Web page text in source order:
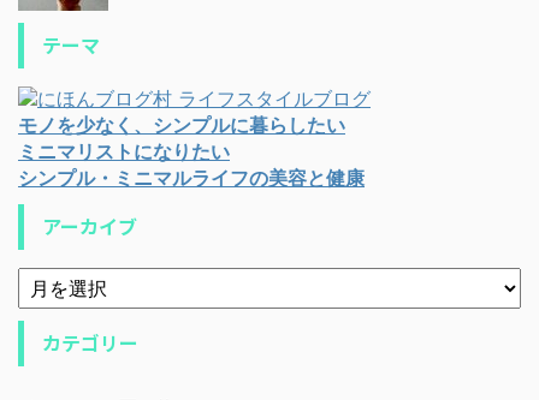
テーマ
モノを少なく、シンプルに暮らしたい
ミニマリストになりたい
シンプル・ミニマルライフの美容と健康
アーカイブ
カテゴリー